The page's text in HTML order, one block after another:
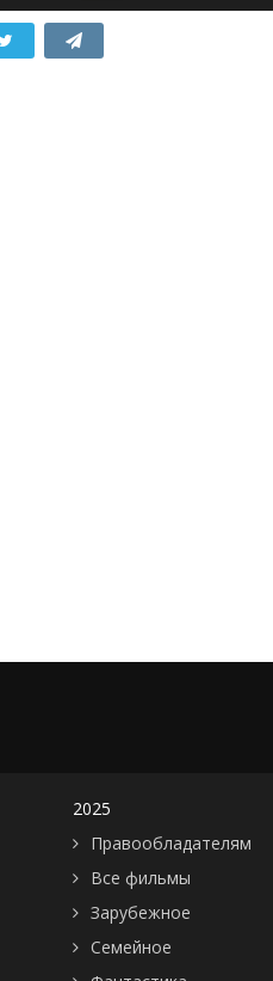
2025
Правообладателям
Все фильмы
Зарубежное
Семейное